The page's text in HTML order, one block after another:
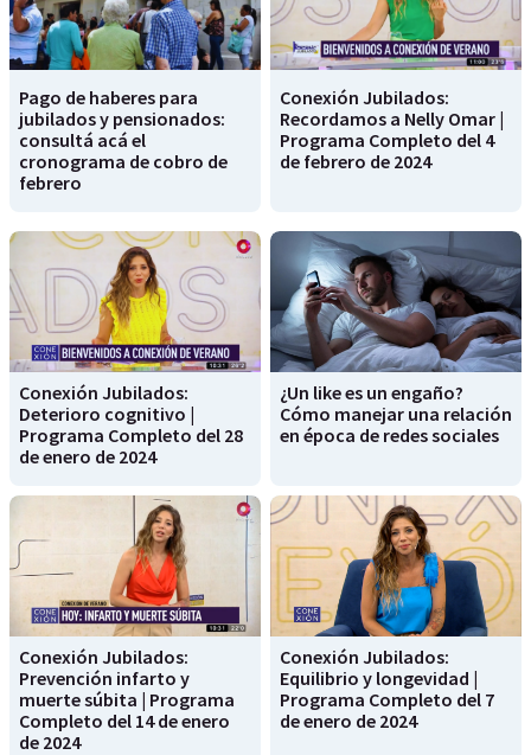
Pago de haberes para
jubilados y pensionados:
consultá acá el
cronograma de cobro de
febrero
Conexión Jubilados:
Recordamos a Nelly Omar |
Programa Completo del 4
de febrero de 2024
Conexión Jubilados:
Deterioro cognitivo |
Programa Completo del 28
de enero de 2024
¿Un like es un engaño?
Cómo manejar una relación
en época de redes sociales
Conexión Jubilados:
Prevención infarto y
muerte súbita | Programa
Completo del 14 de enero
de 2024
Conexión Jubilados:
Equilibrio y longevidad |
Programa Completo del 7
de enero de 2024